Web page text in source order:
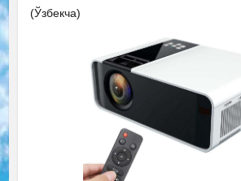
(Ўзбекча)